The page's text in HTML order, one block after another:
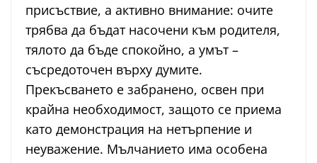
присъствие, а активно внимание: очите
трябва да бъдат насочени към родителя,
тялото да бъде спокойно, а умът –
съсредоточен върху думите.
Прекъсването е забранено, освен при
крайна необходимост, защото се приема
като демонстрация на нетърпение и
неуважение. Мълчанието има особена